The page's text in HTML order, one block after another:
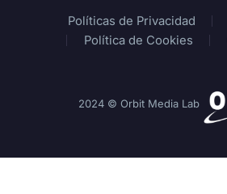
Políticas de Privacidad
Política de Cookies
2024 © Orbit Media Lab